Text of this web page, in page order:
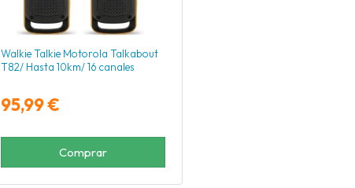
Walkie Talkie Motorola Talkabout
T82/ Hasta 10km/ 16 canales
95,99 €
Comprar